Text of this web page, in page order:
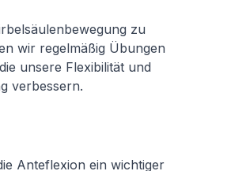
zu
wir regelmäßig Übungen
unsere Flexibilität und
verbessern.
Anteflexion ein wichtiger